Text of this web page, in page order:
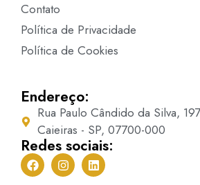
Contato
Política de Privacidade
Política de Cookies
Endereço:
Rua Paulo Cândido da Silva,
Caieiras - SP, 07700-000
Redes sociais: